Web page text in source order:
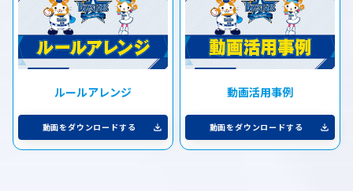
ルールアレンジ
動画をダウンロードする
動画活用事例
動画をダウンロードする